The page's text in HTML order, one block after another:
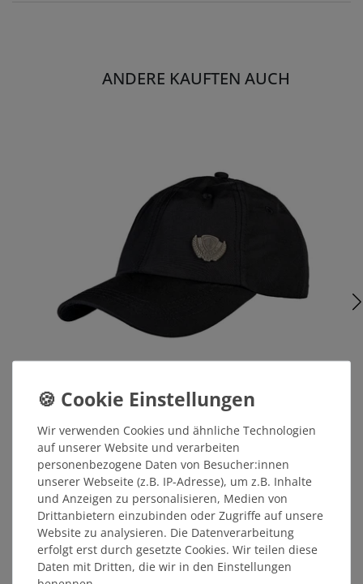
ANDERE KAUFTEN AUCH
Basecap Metall Ehrenkranz
24,99 €
MITGLIEDERPREIS: 23,74 €
ÄHNLICHE ARTIKEL
Wir verwenden Cookies und ähnliche Technologien
auf unserer Website und verarbeiten
personenbezogene Daten von Besucher:innen
unserer Webseite (z.B. IP-Adresse), um z.B. Inhalte
und Anzeigen zu personalisieren, Medien von
Drittanbietern einzubinden oder Zugriffe auf unsere
Website zu analysieren. Die Datenverarbeitung
erfolgt erst durch gesetzte Cookies. Wir teilen diese
Daten mit Dritten, die wir in den Einstellungen